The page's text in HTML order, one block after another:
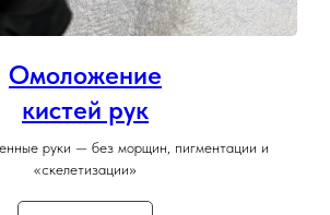
Омоложение
кистей рук
руки — без морщин, пигментации и
«скелетизации»